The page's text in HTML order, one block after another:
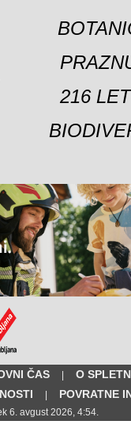
216
ČAS |
O
| POVRATNE
6. avgust 2026, 4:54.